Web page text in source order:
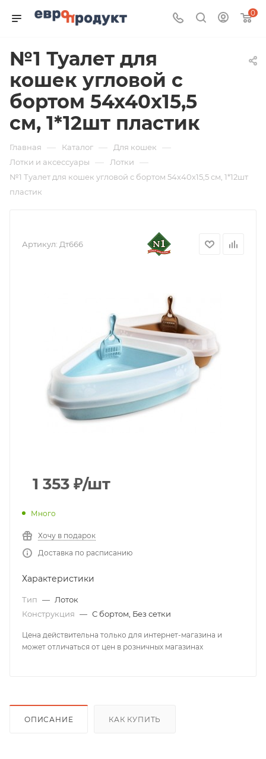
0
№1 Туалет для
кошек угловой с
бортом 54х40х15,5
см, 1*12шт пластик
Главная — Каталог — Для кошек —
Лотки и аксессуары — Лотки —
№1 Туалет для кошек угловой с бортом 54х40х15,5 см, 1*12шт
пластик
Артикул: Дт666
1 353 ₽/шт
Много
Хочу в подарок
Доставка по расписанию
Характеристики
Тип — Лоток
Конструкция — С бортом, Без сетки
Цена действительна только для интернет-магазина и
может отличаться от цен в розничных магазинах
ОПИСАНИЕ КАК КУПИТЬ